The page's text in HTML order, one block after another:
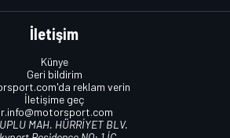
İletişim
Künye
Geri bildirim
reklam verin
İletişime geç
MAH. HÜRRİYET BLV.